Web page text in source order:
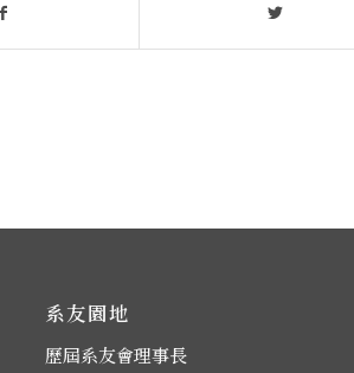
系友園地
歷屆系友會理事長